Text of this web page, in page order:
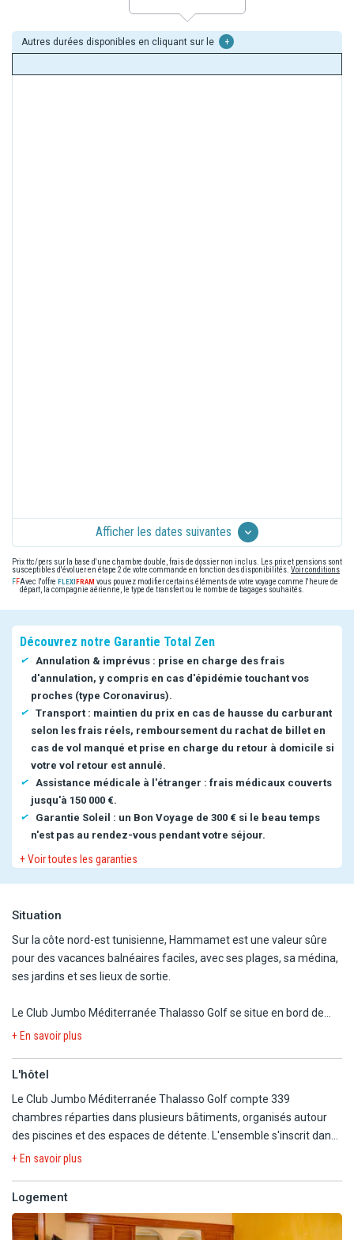
Autres durées disponibles en cliquant sur le +
Afficher les dates suivantes
Prix ttc/pers sur la base d'une chambre double, frais de dossier non inclus. Les prix et pensions sont
susceptibles d'évoluer en étape 2 de votre commande en fonction des disponibilités. Voir conditions
Avec l'offre
vous pouvez modifier certains éléments de votre voyage comme l'heure de
départ, la compagnie aérienne, le type de transfert ou le nombre de bagages souhaités.
Découvrez notre Garantie Total Zen
Annulation & imprévus : prise en charge des frais
d'annulation, y compris en cas d'épidémie touchant vos
proches (type Coronavirus).
Transport : maintien du prix en cas de hausse du carburant
selon les frais réels, remboursement du rachat de billet en
cas de vol manqué et prise en charge du retour à domicile si
votre vol retour est annulé.
Assistance médicale à l'étranger : frais médicaux couverts
jusqu'à 150 000 €.
Garantie Soleil : un Bon Voyage de 300 € si le beau temps
n'est pas au rendez-vous pendant votre séjour.
+ Voir toutes les garanties
Situation
Sur la côte nord-est tunisienne, Hammamet est une valeur sûre
pour des vacances balnéaires faciles, avec ses plages, sa médina,
ses jardins et ses lieux de sortie.
Le Club Jumbo Méditerranée Thalasso Golf se situe en bord de
mer, à 3 km du centre-ville d'Hammamet. L'hôtel profite d'un
hectares, avec un accès direct à une plage aménagée. Les clients
grâce à un arrêt de bus situé à proximité de l'hôtel.
L'aéroport de Tunis se trouve à 75 km, tandis que celui de Monastir
est à une centaine de kilomètres.
+ En savoir plus
L'hôtel
Le Club Jumbo Méditerranée Thalasso Golf compte 339
chambres réparties dans plusieurs bâtiments, organisés autour
des piscines et des espaces de détente. L'ensemble s'inscrit dans
un grand parc végétalisé, dans l'esprit d'un hôtel-club tunisien de
Depuis l'hôtel, la vue sur la mer et l'accès à la plage viennent
ainsi d'alterner les ambiances de baignade au fil de la journée. Le
+ En savoir plus
Logement